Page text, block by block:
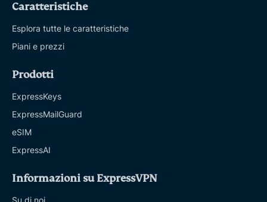
Caratteristiche
Esplora tutte le caratteristiche
Piani e prezzi
Prodotti
ExpressKeys
ExpressMailGuard
eSIM
ExpressAI
Informazioni su ExpressVPN
Su di noi